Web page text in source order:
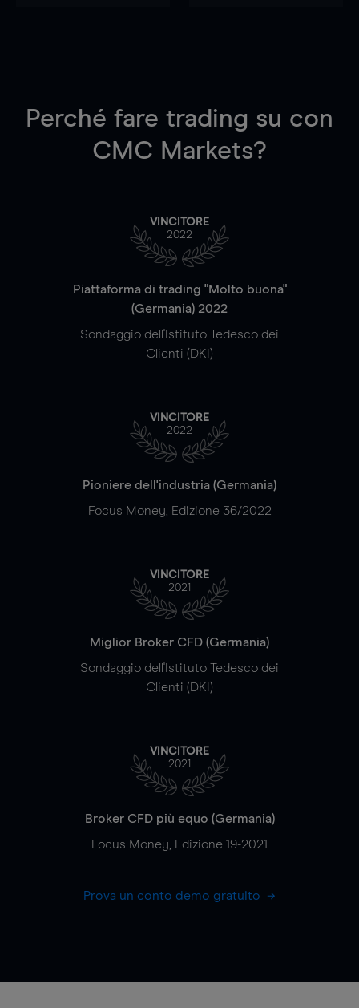
Perché fare trading su con
CMC Markets?
VINCITORE
2022
Piattaforma di trading "Molto buona"
(Germania) 2022
Sondaggio dell'Istituto Tedesco dei
Clienti (DKI)
VINCITORE
2022
Pioniere dell'industria (Germania)
Focus Money, Edizione 36/2022
VINCITORE
2021
Miglior Broker CFD (Germania)
Sondaggio dell'Istituto Tedesco dei
Clienti (DKI)
VINCITORE
2021
Broker CFD più equo (Germania)
Focus Money, Edizione 19-2021
Prova un conto demo gratuito